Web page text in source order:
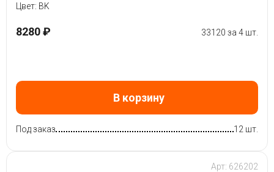
Цвет: BK
8280 ₽ 33120 за 4 шт.
В корзину
Под заказ 12 шт.
Арт: 626202